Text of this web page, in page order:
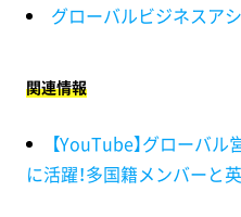
グローバルビジネスアシ
関連情報
【YouTube】グローバ
に活躍！多国籍メンバーと